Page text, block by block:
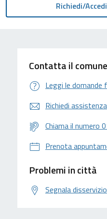
Contatta il comune
Leggi le domande
Richiedi assistenza
Chiama il numero
Prenota
Problemi in città
Segnala disservizio